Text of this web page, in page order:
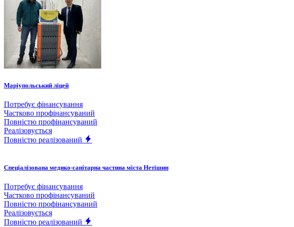
Маріупольський ліцей
Потребує фінансування
Частково профінансуваний
Повністю профінансуваний
Реалізовується
Повністю реалізований
Спеціалізована медико-санітарна частина міста Нетішин
Потребує фінансування
Частково профінансуваний
Повністю профінансуваний
Реалізовується
Повністю реалізований